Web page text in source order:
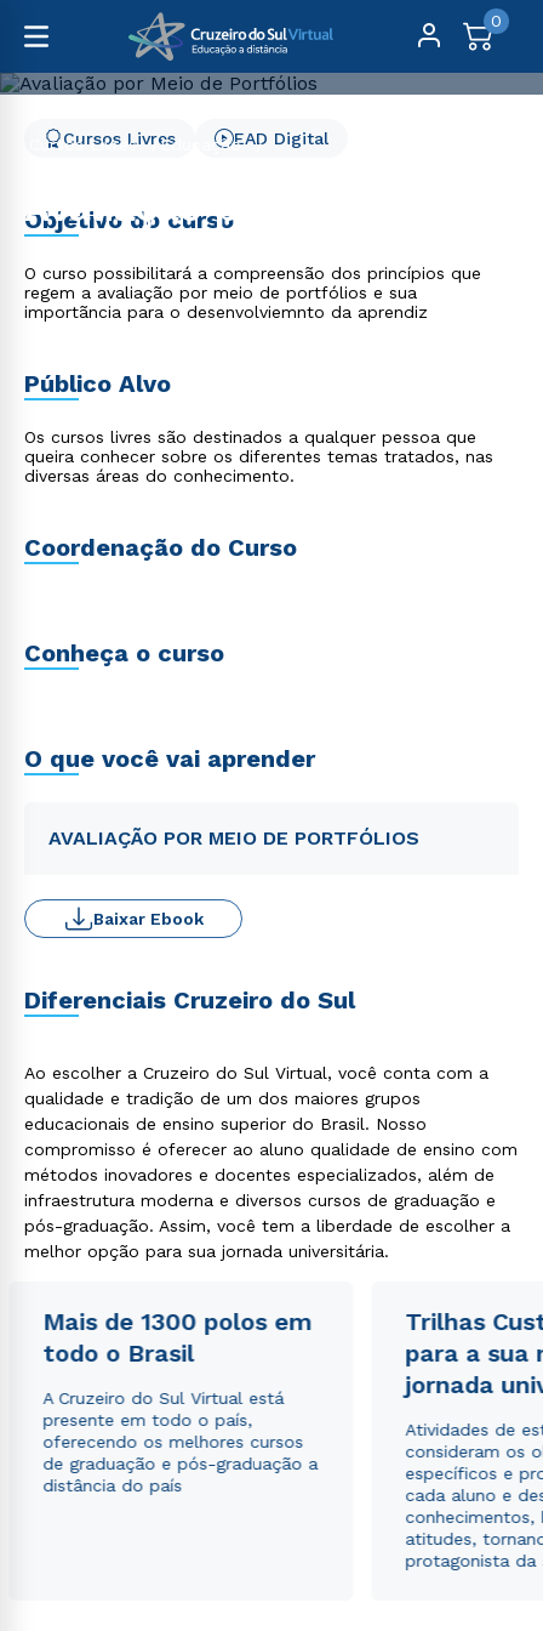
0
Cursos Livres
Educação
Avaliação por Meio de
Portfólios
Cursos Livres EAD Digital
Objetivo do curso
O curso possibilitará a compreensão dos princípios que
regem a avaliação por meio de portfólios e sua
importãncia para o desenvolviemnto da aprendiz
Público Alvo
Os cursos livres são destinados a qualquer pessoa que
queira conhecer sobre os diferentes temas tratados, nas
diversas áreas do conhecimento.
Coordenação do Curso
Conheça o curso
O que você vai aprender
AVALIAÇÃO POR MEIO DE PORTFÓLIOS
Baixar Ebook
Diferenciais Cruzeiro do Sul
Ao escolher a Cruzeiro do Sul Virtual, você conta com a
qualidade e tradição de um dos maiores grupos
educacionais de ensino superior do Brasil. Nosso
compromisso é oferecer ao aluno qualidade de ensino com
métodos inovadores e docentes especializados, além de
infraestrutura moderna e diversos cursos de graduação e
pós-graduação. Assim, você tem a liberdade de escolher a
melhor opção para sua jornada universitária.
Mais de 1300 polos em
todo o Brasil
A Cruzeiro do Sul Virtual está
presente em todo o país,
oferecendo os melhores cursos
de graduação e pós-graduação a
distância do país
Trilhas
para a sua
jornada
Atividades de
consideram os
específicos e
cada aluno e
conhecimentos,
atitudes,
protagonista da